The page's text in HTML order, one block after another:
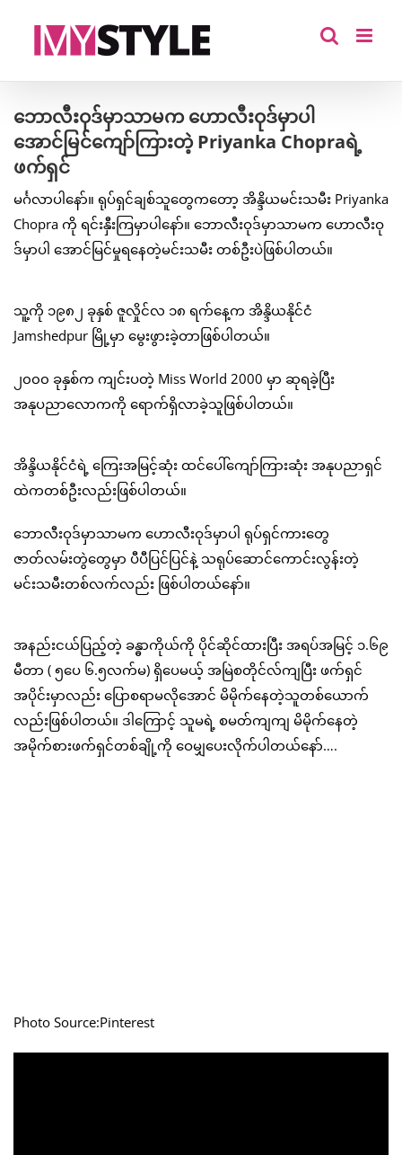
ဘောလီးဝုဒ်မှာသာမက ဟောလီးဝုဒ်မှာပါ
အောင်မြင်ကျော်ကြားတဲ့ Priyanka Chopraရဲ့
ဖက်ရှင်
မင်္ဂလာပါနော်။ ရုပ်ရှင်ချစ်သူတွေကတော့ အိန္ဒိယမင်းသမီး Priyanka
Chopra ကို ရင်းနှီးကြမှာပါနော်။ ဘောလီးဝုဒ်မှာသာမက ဟောလီးဝု
ဒ်မှာပါ အောင်မြင်မှုရနေတဲ့မင်းသမီး တစ်ဦးပဲဖြစ်ပါတယ်။
သူ့ကို ၁၉၈၂ ခုနှစ် ဇူလှိုင်လ ၁၈ ရက်နေ့က အိန္ဒိယနိုင်ငံ
Jamshedpur မြို့မှာ မွေးဖွားခဲ့တာဖြစ်ပါတယ်။
၂၀၀၀ ခုနှစ်က ကျင်းပတဲ့ Miss World 2000 မှာ ဆုရခဲ့ပြီး
အနုပညာလောကကို ရောက်ရှိလာခဲ့သူဖြစ်ပါတယ်။
အိန္ဒိယနိုင်ငံရဲ့ ကြေးအမြင့်ဆုံး ထင်ပေါ်ကျော်ကြားဆုံး အနုပညာရှင်
ထဲကတစ်ဦးလည်းဖြစ်ပါတယ်။
ဘောလီးဝုဒ်မှာသာမက ဟောလီးဝုဒ်မှာပါ ရုပ်ရှင်ကားတွေ
ဇာတ်လမ်းတွဲတွေမှာ ပီပီပြင်ပြင်နဲ့ သရုပ်ဆောင်ကောင်းလွန်းတဲ့
မင်းသမီးတစ်လက်လည်း ဖြစ်ပါတယ်နော်။
အနည်းငယ်ပြည့်တဲ့ ခန္ဓာကိုယ်ကို ပိုင်ဆိုင်ထားပြီး အရပ်အမြင့် ၁.၆၉
မီတာ ( ၅ပေ ၆.၅လက်မ) ရှိပေမယ့် အမြဲစတိုင်လ်ကျပြီး ဖက်ရှင်
အပိုင်းမှာလည်း ပြောစရာမလိုအောင် မိမိုက်နေတဲ့သူတစ်ယောက်
လည်းဖြစ်ပါတယ်။ ဒါကြောင့် သူမရဲ့ စမတ်ကျကျ မိမိုက်နေတဲ့
အမိုက်စားဖက်ရှင်တစ်ချို့ကို ဝေမျှပေးလိုက်ပါတယ်နော်….
Photo Source:Pinterest